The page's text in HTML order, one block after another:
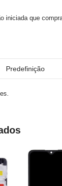
iniciada que